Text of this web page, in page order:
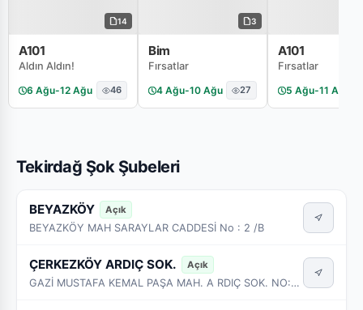
14
A101
Aldın Aldın!
6 Ağu-12 Ağu 46
3
Bim
Fırsatlar
4 Ağu-10 Ağu 27
A101
Fırsatlar
5 Ağu-11 Ağu
Tekirdağ Şok Şubeleri
BEYAZKÖY Açık
BEYAZKÖY MAH SARAYLAR CADDESİ No : 2 /B
ÇERKEZKÖY ARDIÇ SOK. Açık
GAZİ MUSTAFA KEMAL PAŞA MAH. A RDIÇ SOK. NO:3-7A